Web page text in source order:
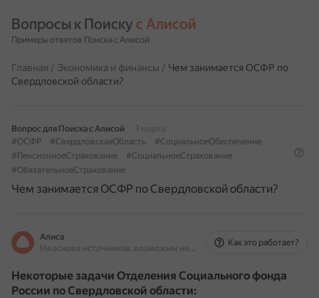
Вопросы к Поиску с Алисой
Примеры ответов Поиска с Алисой
Главная / Экономика и финансы / Чем занимается ОСФР по
Свердловской области?
Вопрос для Поиска с Алисой
3 марта
#ОСФР
#СвердловскаяОбласть
#СоциальноеОбеспечение
#ПенсионноеСтрахование
#СоциальноеСтрахование
#ОбязательноеСтрахование
Чем занимается ОСФР по Свердловской области?
Алиса
На основе источников, возможны неточности
Как это работает?
Некоторые задачи Отделения Социального фонда
России по Свердловской области: